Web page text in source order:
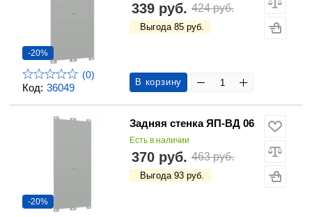
Код: 36049
-20%
(0)
339 руб. 424 руб.
Выгода 85 руб.
В корзину
-20%
Задняя стенка ЯП-ВД 06
Есть в наличии
370 руб. 463 руб.
Выгода 93 руб.